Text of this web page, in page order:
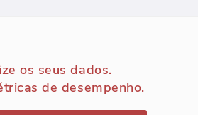
os seus dados.
de desempenho.